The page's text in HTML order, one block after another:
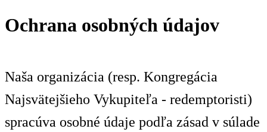
Ochrana osobných údajov
Naša organizácia (resp. Kongregácia
Najsvätejšieho Vykupiteľa - redemptoristi)
spracúva osobné údaje podľa zásad v súlade